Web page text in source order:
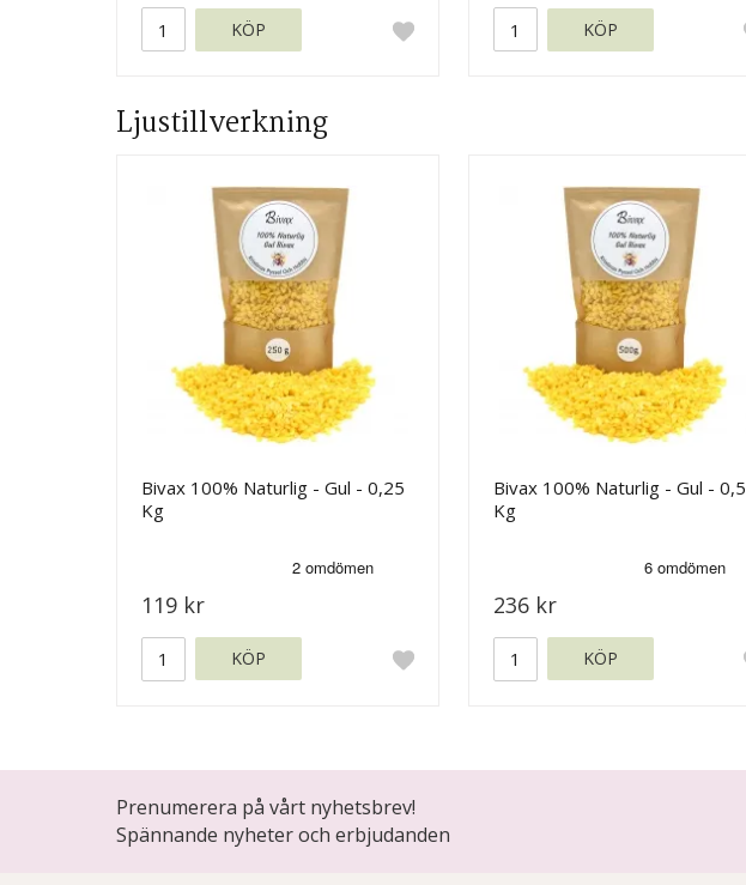
KÖP KÖP
Ljustillverkning
Bivax 100% Naturlig - Gul - 0,25
Kg
119 kr
KÖP
Bivax 100% Naturlig - Gul - 0,5
Kg
236 kr
KÖP
Prenumerera på vårt nyhetsbrev!
Spännande nyheter och erbjudanden